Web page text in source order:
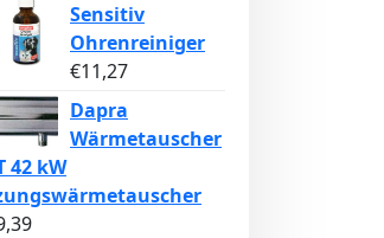
Sensitiv
Ohrenreiniger
€11,27
Dapra
Wärmetauscher
42 kW